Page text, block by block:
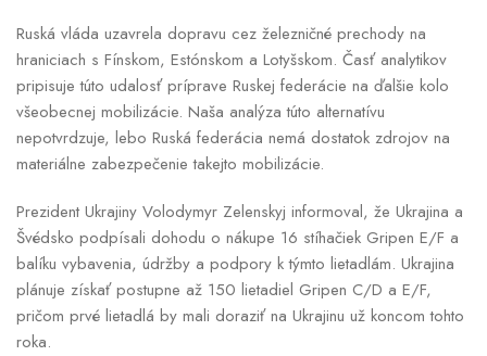
Ruská vláda uzavrela dopravu cez železničné prechody na
hraniciach s Fínskom, Estónskom a Lotyšskom. Časť analytikov
pripisuje túto udalosť príprave Ruskej federácie na ďalšie kolo
všeobecnej mobilizácie. Naša analýza túto alternatívu
nepotvrdzuje, lebo Ruská federácia nemá dostatok zdrojov na
materiálne zabezpečenie takejto mobilizácie.
Prezident Ukrajiny Volodymyr Zelenskyj informoval, že Ukrajina a
Švédsko podpísali dohodu o nákupe 16 stíhačiek Gripen E/F a
balíku vybavenia, údržby a podpory k týmto lietadlám. Ukrajina
plánuje získať postupne až 150 lietadiel Gripen C/D a E/F,
pričom prvé lietadlá by mali doraziť na Ukrajinu už koncom tohto
roka.